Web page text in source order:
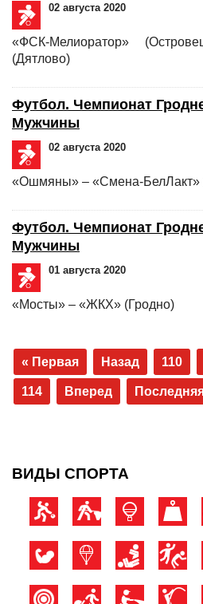
02 августа 2020
«ФСК-Мелиоратор»
(Дятлово)
Футбол. Чемпионат
Мужчины
02 августа 2020
«Ошмяны» – «Смена-БелЛакт»
Футбол. Чемпионат
Мужчины
01 августа 2020
«Мосты» – «ЖКХ» (Гродно)
« Первая Назад 110
114 Вперед
ВИДЫ СПОРТА